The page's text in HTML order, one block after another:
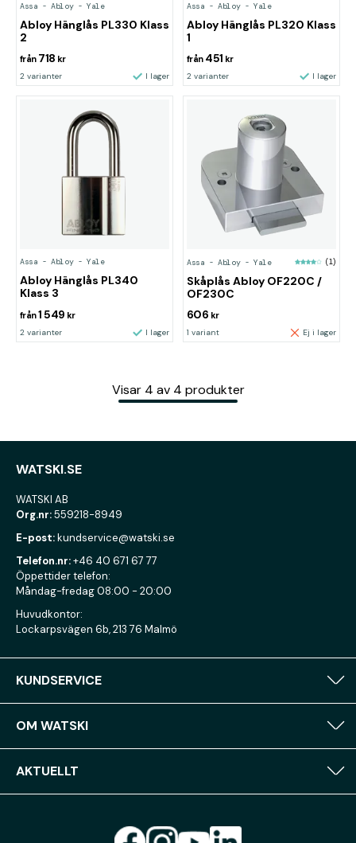
Assa - Abloy - Yale
Abloy Hänglås PL330 Klass
2
från 718 kr
2 varianter I lager
Assa - Abloy - Yale
Abloy Hänglås PL320 Klass
1
från 451 kr
2 varianter I lager
Assa - Abloy - Yale
Abloy Hänglås PL340
Klass 3
från1 549 kr
2 varianter I lager
Assa - Abloy - Yale (1)
Skåplås Abloy OF220C /
OF230C
606 kr
1 variant Ej i lager
Visar 4 av 4 produkter
WATSKI.SE
WATSKI AB
Org.nr:559218-8949
E-post:kundservice@watski.se
Telefon.nr:+46 40 671 67 77
Öppettider telefon:
Måndag-fredag 08:00 - 20:00
Huvudkontor:
Lockarpsvägen 6b, 213 76 Malmö
KUNDSERVICE
OM WATSKI
AKTUELLT